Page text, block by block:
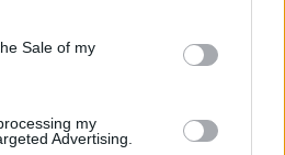
Sale of my
my
Advertising.
solo en el campo! ⚽🏈🏀
pegado a la
épicos a risas puras. 🏆
para tu próximo